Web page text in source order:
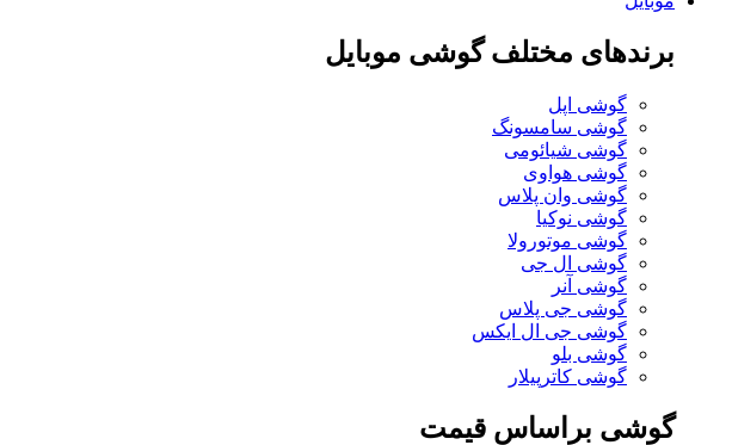
برندهای مختلف گوشی موبایل
گوشی اپل
گوشی سامسونگ
گوشی شیائومی
گوشی هواوی
گوشی وان پلاس
گوشی نوکیا
گوشی موتورولا
گوشی ال جی
گوشی آنر
گوشی جی پلاس
گوشی جی ال ایکس
گوشی بلو
گوشی کاترپیلار
گوشی براساس قیمت